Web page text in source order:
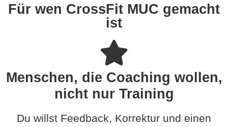
Für wen CrossFit MUC gemacht
ist
Menschen, die Coaching wollen,
nicht nur Training
Du willst Feedback, Korrektur und einen